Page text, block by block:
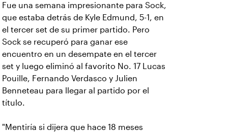
Fue una semana impresionante para Sock,
que estaba detrás de Kyle Edmund, 5-1, en
el tercer set de su primer partido. Pero
Sock se recuperó para ganar ese
encuentro en un desempate en el tercer
set y luego eliminó al favorito No. 17 Lucas
Pouille, Fernando Verdasco y Julien
Benneteau para llegar al partido por el
título.
"Mentiría si dijera que hace 18 meses